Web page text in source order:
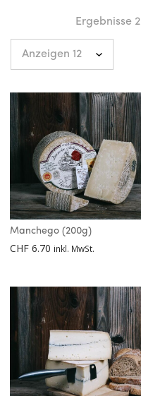
Ergebnisse
Manchego (200g)
CHF 6.70 inkl. MwSt.